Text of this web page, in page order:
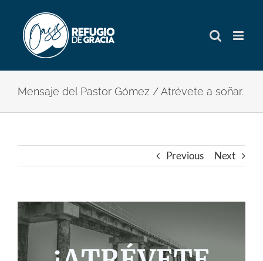
content
Mensaje del Pastor Gómez / Atrévete a soñar.
Previous Next
View
Larger
Image